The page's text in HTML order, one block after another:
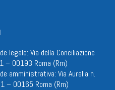
legale: Via della Conciliazione
– 00193 Roma (Rm)
amministrativa: Via Aurelia n.
– 00165 Roma (Rm)